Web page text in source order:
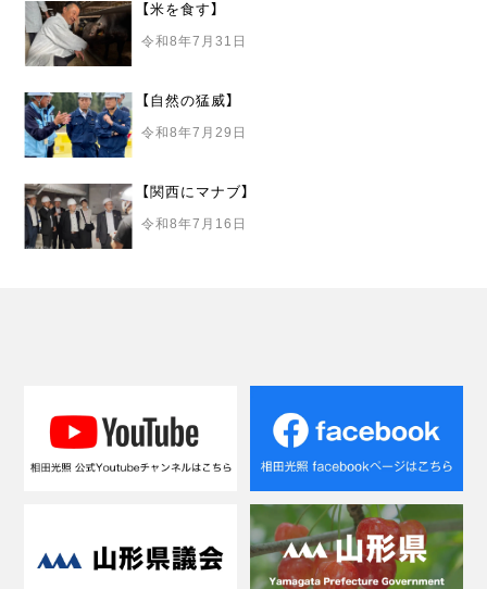
【米を食す】
令和8年7月31日
【自然の猛威】
令和8年7月29日
【関西にマナブ】
令和8年7月16日